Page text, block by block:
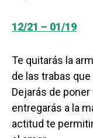
12/21 – 01/19
Te quitarás la
de las trabas
Dejarás de
entregarás a la
actitud te